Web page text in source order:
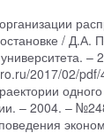
/ Д.А.
2017/02/
– 2004. –